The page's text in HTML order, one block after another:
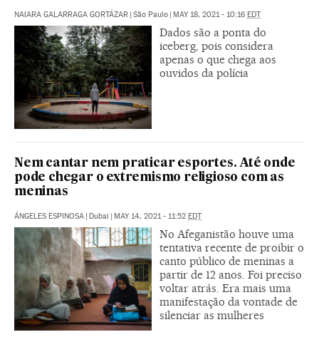
NAIARA GALARRAGA GORTÁZAR | São Paulo | MAY 18, 2021 - 10:16 EDT
Dados são a ponta do
iceberg, pois considera
apenas o que chega aos
ouvidos da polícia
Nem cantar nem praticar esportes. Até onde
pode chegar o extremismo religioso com as
meninas
ÁNGELES ESPINOSA | Dubai | MAY 14, 2021 - 11:52 EDT
No Afeganistão houve uma
tentativa recente de proibir o
canto público de meninas a
partir de 12 anos. Foi preciso
voltar atrás. Era mais uma
manifestação da vontade de
silenciar as mulheres